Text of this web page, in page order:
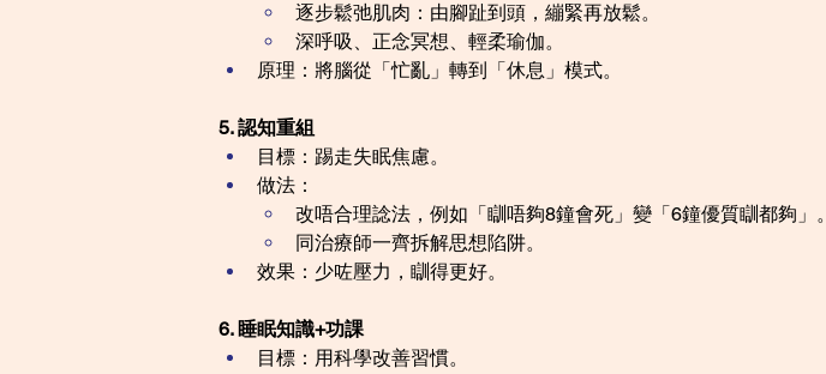
逐步鬆弛肌肉：由腳趾到頭，繃緊再放鬆。
深呼吸、正念冥想、輕柔瑜伽。
原理：將腦從「忙亂」轉到「休息」模式。
5. 認知重組
目標：踢走失眠焦慮。
做法：
改唔合理諗法，例如「瞓唔夠8鐘會死」變「6鐘優質瞓都夠」。
同治療師一齊拆解思想陷阱。
效果：少咗壓力，瞓得更好。
6. 睡眠知識+功課
目標：用科學改善習慣。